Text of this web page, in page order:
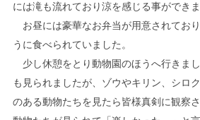
には滝も流れており涼を感じる事ができま
お昼には豪華なお弁当が用意されてお
うに食べられていました。
少し休憩をとり動物園のほうへ行きま
も見られましたが、ゾウやキリン、シロ
のある動物たちを見たら皆様真剣に観察